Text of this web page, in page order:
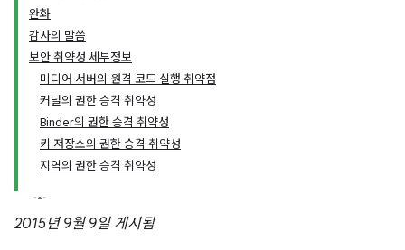
완화
감사의 말씀
보안 취약성 세부정보
미디어 서버의 원격 코드 실행 취약점
커널의 권한 승격 취약성
Binder의 권한 승격 취약성
키 저장소의 권한 승격 취약성
지역의 권한 승격 취약성
2015년 9월 9일 게시됨